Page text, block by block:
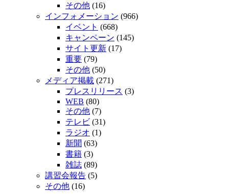
その他 (16)
インフォメーション (966)
イベント (668)
キャンペーン (145)
サイト更新 (17)
重要 (79)
その他 (50)
メディア掲載 (271)
プレスリリース (3)
WEB (80)
その他 (7)
テレビ (31)
ラジオ (1)
新聞 (63)
書籍 (3)
雑誌 (89)
講習会報告 (5)
その他 (16)